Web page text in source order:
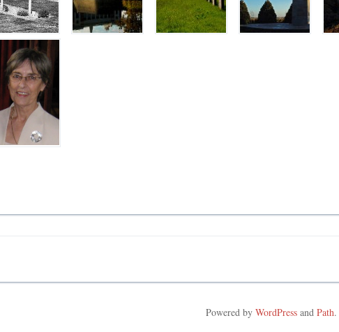
Powered by WordPressand Path.